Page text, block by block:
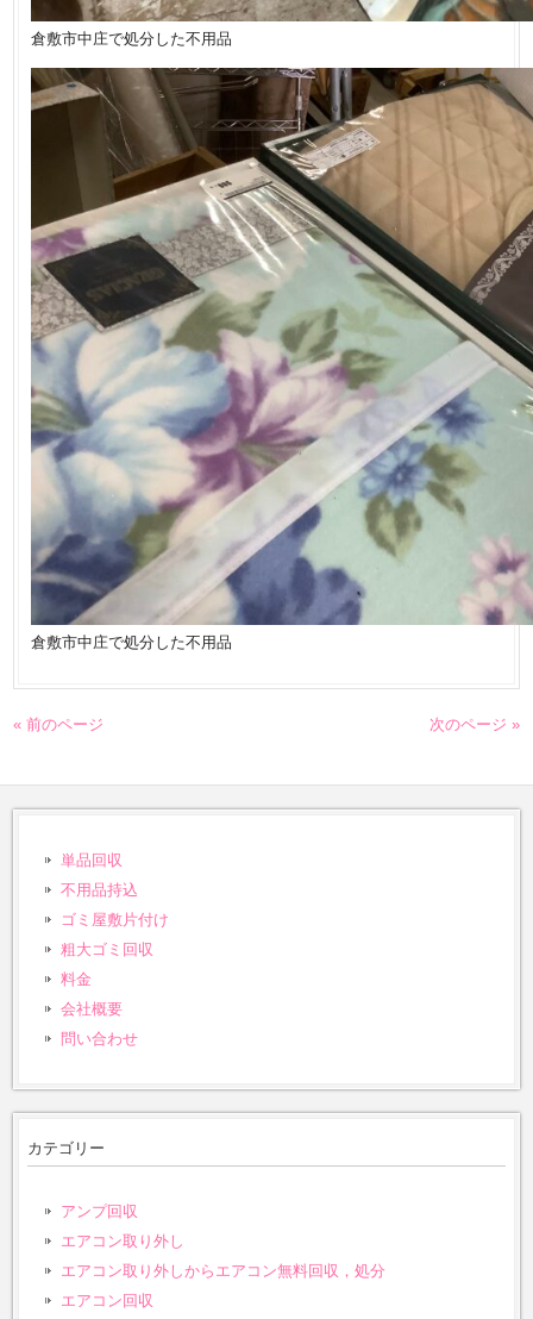
倉敷市中庄で処分した不用品
倉敷市中庄で処分した不用品
« 前のページ 次のページ »
単品回収
不用品持込
ゴミ屋敷片付け
粗大ゴミ回収
料金
会社概要
問い合わせ
カテゴリー
アンプ回収
エアコン取り外し
エアコン取り外しからエアコン無料回収，処分
エアコン回収